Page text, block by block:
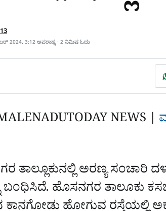
13
2024, 3:12 ಅಪರಾಹ್ನ · 2 ನಿಮಿಷ ಓದು
NEWS |
ತಾಲ್ಲೂಕುನಲ್ಲಿ ಅರ‍ಣ್ಯ ಸಂಚಾರಿ
ಬಂಧಿಸಿದೆ. ಹೊಸನಗರ ತಾಲೂಕು